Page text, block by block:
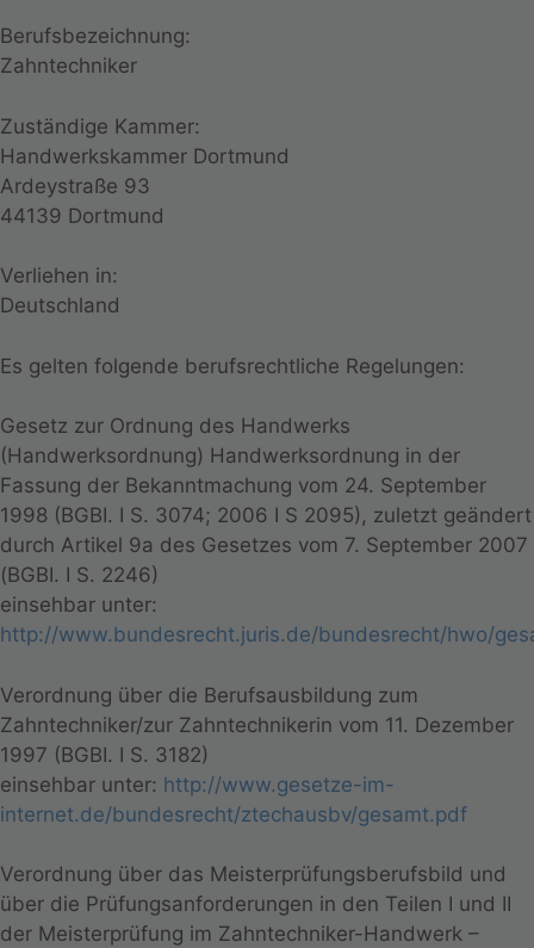
Berufsbezeichnung:
Zahntechniker
Zuständige Kammer:
Handwerkskammer Dortmund
Ardeystraße 93
44139 Dortmund
Verliehen in:
Deutschland
Es gelten folgende berufsrechtliche Regelungen:
Gesetz zur Ordnung des Handwerks
(Handwerksordnung) Handwerksordnung in der
Fassung der Bekanntmachung vom 24. September
1998 (BGBI. I S. 3074; 2006 I S 2095), zuletzt geändert
durch Artikel 9a des Gesetzes vom 7. September 2007
(BGBI. I S. 2246)
einsehbar unter:
http://www.bundesrecht.juris.de/bundesrecht/hwo/
Verordnung über die Berufsausbildung zum
Zahntechniker/zur Zahntechnikerin vom 11. Dezember
1997 (BGBI. I S. 3182)
einsehbar unter: http://www.gesetze-im-
internet.de/bundesrecht/ztechausbv/gesamt.pdf
Verordnung über das Meisterprüfungsberufsbild und
über die Prüfungsanforderungen in den Teilen I und II
der Meisterprüfung im Zahntechniker-Handwerk –